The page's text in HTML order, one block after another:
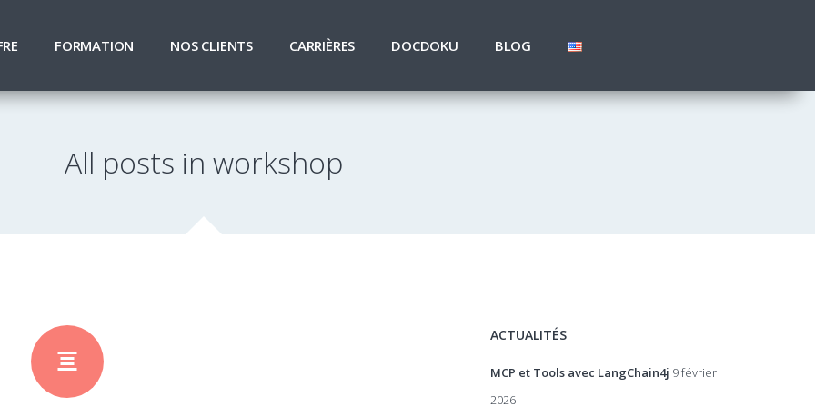
FORMATION NOS CLIENTS CARRIÈRES DOCDOKU BLOG
All posts in workshop
ACTUALITÉS
MCP et Tools avec LangChain4j 9 février
2026